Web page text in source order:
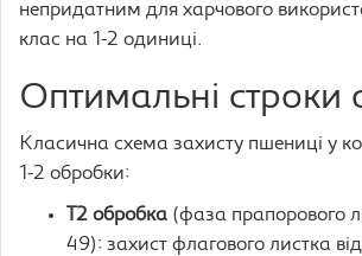
непридатним для харчового
клас на 1-2 одиниці.
Оптимальні строки
Класична схема захисту пшениці у
1-2 обробки:
Т2 обробка (фаза прапорового
49): захист флагового листка від